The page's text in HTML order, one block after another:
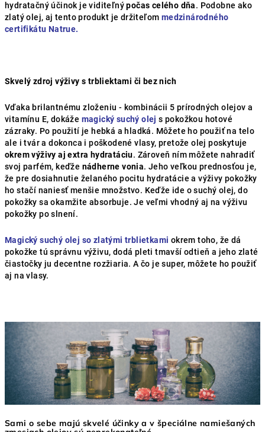
hydratačný účinok je viditeľnýpočas celého dňa. Podobne ako
zlatý olej, aj tento produkt je držiteľom medzinárodného
certifikátu Natrue.
Skvelý zdroj výživy s trbliektami či bez nich
Vďaka brilantnému zloženiu - kombinácii 5 prírodných olejov a
vitamínu E, dokáže magický suchý olej s pokožkou hotové
zázraky. Po použití je hebká a hladká. Môžete ho použiť na telo
ale i tvár a dokonca i poškodené vlasy, pretože olej poskytuje
okrem výživy aj extra hydratáciu. Zároveň ním môžete nahradiť
svoj parfém, keďže nádherne vonia. Jeho veľkou prednosťou je,
že pre dosiahnutie želaného pocitu hydratácie a výživy pokožky
ho stačí naniesť menšie množstvo. Keďže ide o suchý olej, do
pokožky sa okamžite absorbuje. Je veľmi vhodný aj na výživu
pokožky po slnení.
Magický suchý olej so zlatými trblietkami okrem toho, že dá
pokožke tú správnu výživu, dodá pleti tmavší odtieň a jeho zlaté
čiastočky ju decentne rozžiaria. A čo je super, môžete ho použiť
aj na vlasy.
Sami o sebe majú skvelé účinky a v špeciálne namiešaných